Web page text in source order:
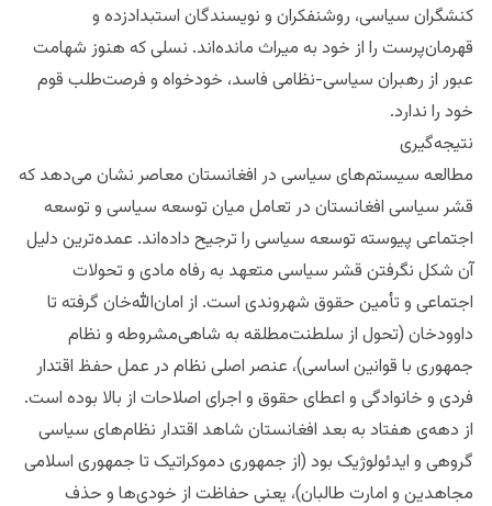
کنشگران سیاسی، روشنفکران و نویسندگان استبدادزده و
قهرمان‌پرست را از خود به میراث مانده‌اند. نسلی که هنوز شهامت
عبور از رهبران سیاسی-نظامی فاسد، خودخواه و فرصت‌طلب قوم
خود را ندارد.
نتیجه‌گیری
مطالعه سیستم‌های سیاسی در افغانستان معاصر نشان می‌دهد که
قشر سیاسی افغانستان در تعامل میان توسعه سیاسی و توسعه
اجتماعی پیوسته توسعه سیاسی را ترجیح داده‌اند. عمده‌ترین دلیل
آن شکل نگرفتن قشر سیاسی متعهد به رفاه مادی و تحولات
اجتماعی و تأمین حقوق شهروندی است. از امان‌الله‌خان گرفته تا
داوودخان (تحول از سلطنت‌مطلقه به شاهی‌مشروطه و نظام
جمهوری با قوانین اساسی)، عنصر اصلی نظام در عمل حفظ اقتدار
فردی و خانوادگی و اعطای حقوق و اجرای اصلاحات از بالا بوده است.
از دهه‌ی هفتاد به بعد افغانستان شاهد اقتدار نظام‌های سیاسی
گروهی و ایدئولوژیک بود (از جمهوری دموکراتیک تا جمهوری اسلامی
مجاهدین و امارت طالبان)، یعنی حفاظت از خودی‌ها و حذف